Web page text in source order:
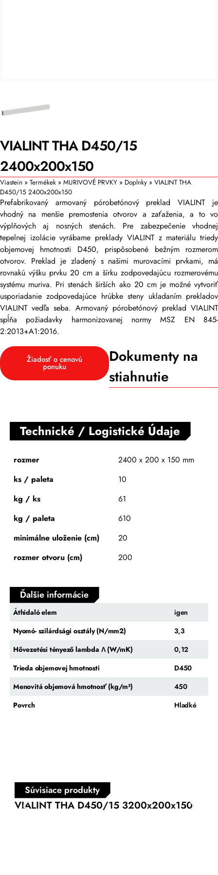
VIALINT THA D450/15
2400x200x150
Viastein » Termékek » MURIVOVÉ PRVKY » Doplnky » VIALINT THA
D450/15 2400x200x150
Prefabrikovaný armovaný pórobetónový preklad VIALINT je
vhodný na menšie premostenia otvorov a zaťaženia, a to vo
výplňových aj nosných stenách. Pre zabezpečenie vhodnej
tepelnej izolácie vyrábame preklady VIALINT z materiálu triedy
objemovej hmotnosti D450, prispôsobené bežným rozmerom
otvorov. Preklad je zladený s našimi murovacími prvkami, má
rovnakú výšku prvku 20 cm a šírku zodpovedajúcu rozmerovému
systému muriva. Pri stenách širších ako 20 cm je možné vytvoriť
usporiadanie zodpovedajúce hrúbke steny ukladaním prekladov
VIALINT vedľa seba. Armovaný pórobetónový preklad VIALINT
spĺňa požiadavky harmonizovanej normy MSZ EN 845-
2:2013+A1:2016.
Žiadosť o cenovú
ponuku
Dokumenty na
stiahnutie
Technické / Logistické Údaje
rozmer
2400 x 200 x 150 mm
ks / paleta
10
kg / ks
61
kg / paleta
610
minimálne uloženie (cm)
20
rozmer otvoru (cm)
200
Ďalšie informácie
Áthidaló elem
igen
Nyomó- szilárdsági osztály (N/mm2)
3,3
Hővezetési tényező lambda Λ (W/mK)
0,12
Trieda objemovej hmotnosti
D450
Menovitá objemová hmotnosť (kg/m³)
450
Povrch
Hladké
Súvisiace produkty
VIALINT THA D450/15 3200x200x150